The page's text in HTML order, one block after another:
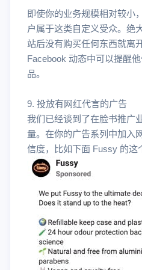
即使你的业务规模相对较小
户属于这类自定义受众。绝
站后没有购买任何东西就离
Facebook 动态中可以提醒
品。
9. 投放有网红代言的广告
我们已经谈到了在脸书推广
量。在你的广告系列中加入
信度，比如下面 Fussy 的这